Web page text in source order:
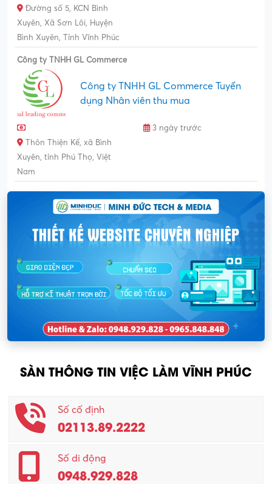
Đường số 5, KCN Bình
Xuyên, Xã Sơn Lôi, Huyện
Bình Xuyên, Tỉnh Vĩnh Phúc
Công ty TNHH GL Commerce
Công ty TNHH GL Commerce Tuyển
dụng Nhân viên thu mua
3 ngày trước
Thôn Thiện Kế, xã Bình
Xuyên, tỉnh Phú Thọ, Việt
Nam
SÀN THÔNG TIN VIỆC LÀM VĨNH PHÚC
Số cố định
02113.89.2222
Số di động
0948.929.828